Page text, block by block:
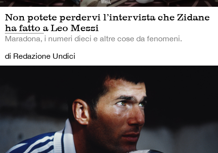
Non potete perdervi l’intervista che Zidane
ha fatto a Leo Messi
Maradona, i numeri dieci e altre cose da fenomeni.
di Redazione Undici